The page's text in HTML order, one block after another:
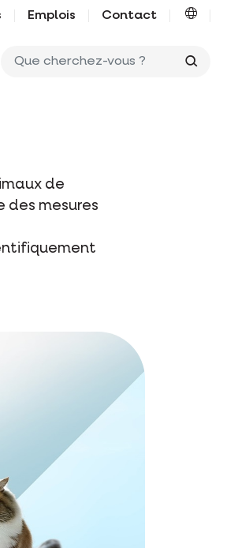
Emplois Contact
de
des mesures